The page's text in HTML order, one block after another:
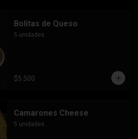
Bolitas de Queso
5 unidades.
$5.500
Camarones Cheese
5 unidades.